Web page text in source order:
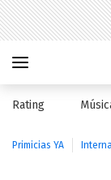
Rating
Primicias YA